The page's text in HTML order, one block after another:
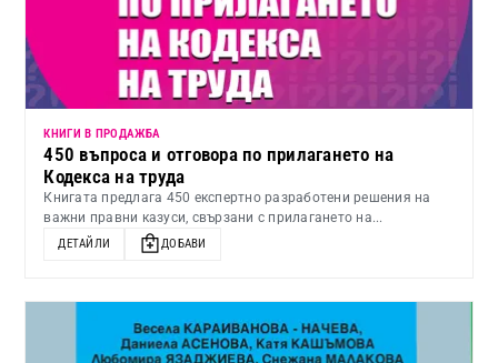
КНИГИ В ПРОДАЖБА
450 въпроса и отговора по прилагането на
Кодекса на труда
Книгата предлага 450 експертно разработени решения на
важни правни казуси, свързани с прилагането на...
ДЕТАЙЛИ ДОБАВИ